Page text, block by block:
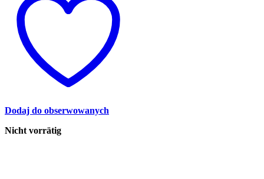
Dodaj do obserwowanych
Nicht vorrätig